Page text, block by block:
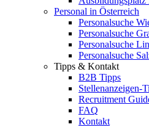
Personal in Österreich
Personalsuche
Personalsuche
Personalsuche
Personalsuche
Tipps & Kontakt
B2B Tipps
Stellenanzeigen-
Recruitment
FAQ
Kontakt